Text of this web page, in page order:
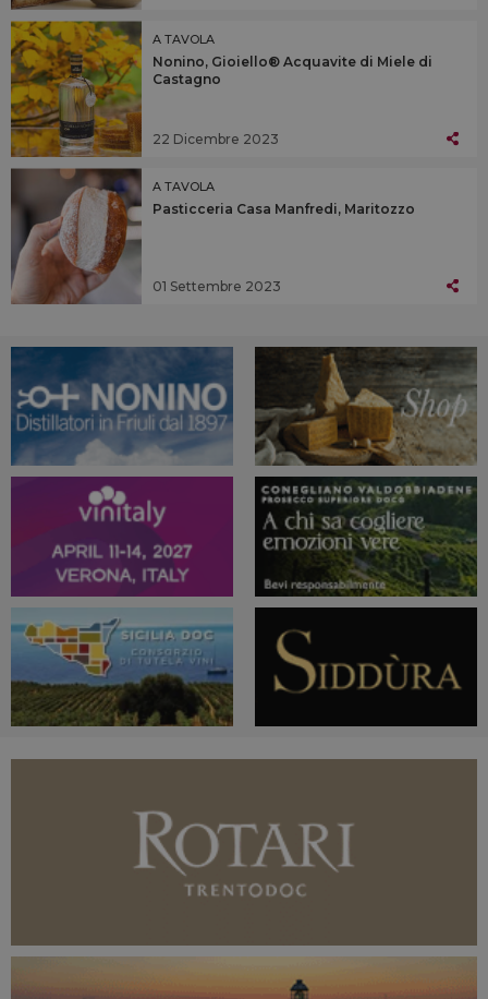
A TAVOLA
Nonino, Gioiello® Acquavite di Miele di
Castagno
22 Dicembre 2023
A TAVOLA
Pasticceria Casa Manfredi, Maritozzo
01 Settembre 2023